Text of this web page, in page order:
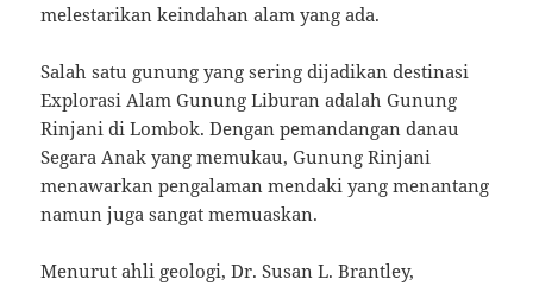
melestarikan keindahan alam yang ada.
Salah satu gunung yang sering dijadikan destinasi
Explorasi Alam Gunung Liburan adalah Gunung
Rinjani di Lombok. Dengan pemandangan danau
Segara Anak yang memukau, Gunung Rinjani
menawarkan pengalaman mendaki yang menantang
namun juga sangat memuaskan.
Menurut ahli geologi, Dr. Susan L. Brantley,